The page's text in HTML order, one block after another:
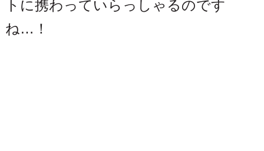
トに携わっていらっしゃるのです
ね…！